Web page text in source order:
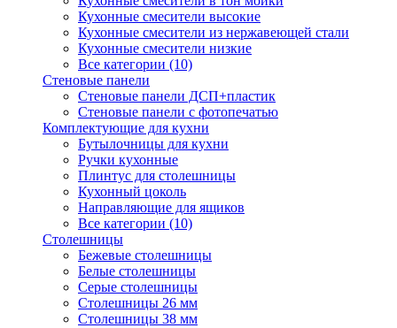
Кухонные смесители высокие
Кухонные смесители из нержавеющей стали
Кухонные смесители низкие
Все категории (10)
Стеновые панели
Стеновые панели ДСП+пластик
Стеновые панели с фотопечатью
Комплектующие для кухни
Бутылочницы для кухни
Ручки кухонные
Плинтус для столешницы
Кухонный цоколь
Направляющие для ящиков
Все категории (10)
Столешницы
Бежевые столешницы
Белые столешницы
Серые столешницы
Столешницы 26 мм
Столешницы 38 мм